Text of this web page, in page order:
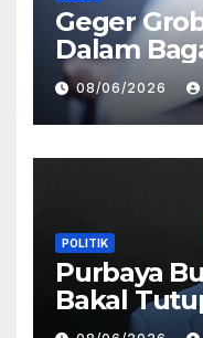
Geger
Dalam
Terkait
HP
08/06/2026
POLITIK
Purbaya
Bakal
Rp 240